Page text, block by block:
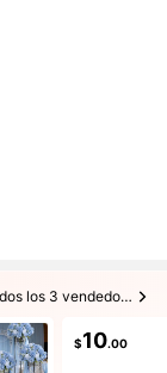
Ver todos los 3 vendedores
$10.00